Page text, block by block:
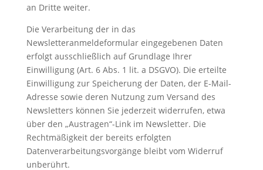
an Dritte weiter.
Die Verarbeitung der in das
Newsletteranmeldeformular eingegebenen Daten
erfolgt ausschließlich auf Grundlage Ihrer
Einwilligung (Art. 6 Abs. 1 lit. a DSGVO). Die erteilte
Einwilligung zur Speicherung der Daten, der E-Mail-
Adresse sowie deren Nutzung zum Versand des
Newsletters können Sie jederzeit widerrufen, etwa
über den „Austragen“-Link im Newsletter. Die
Rechtmäßigkeit der bereits erfolgten
Datenverarbeitungsvorgänge bleibt vom Widerruf
unberührt.